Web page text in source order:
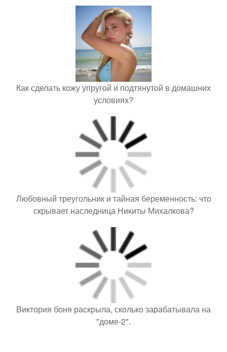
Как сделать кожу упругой и подтянутой в домашних
условиях?
Любовный треугольник и тайная беременность: что
скрывает наследница Никиты Михалкова?
Виктория боня раскрыла, сколько зарабатывала на
"доме-2".